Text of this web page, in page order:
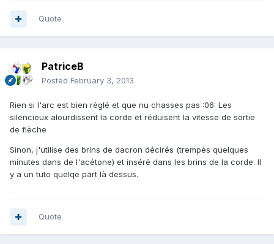
Quote
PatriceB
Posted February 3, 2013
Rien si l'arc est bien réglé et que nu chasses pas :06: Les
silencieux alourdissent la corde et réduisent la vitesse de sortie
de flèche
Sinon, j'utilise des brins de dacron décirés (trempés quelques
minutes dans de l'acétone) et inséré dans les brins de la corde. Il
y a un tuto quelqe part là dessus.
Quote